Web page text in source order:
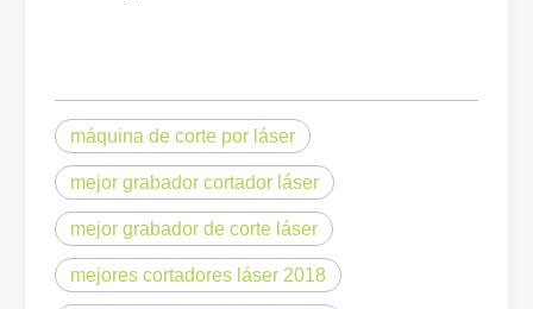
máquina de corte por láser
mejor grabador cortador láser
mejor grabador de corte láser
mejores cortadores láser 2018